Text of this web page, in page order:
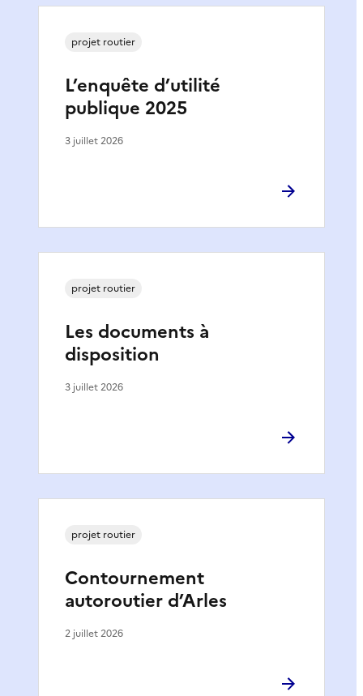
L’enquête d’utilité
publique 2025
projet routier
3 juillet 2026
Les documents à
disposition
projet routier
3 juillet 2026
Contournement
autoroutier d’Arles
projet routier
2 juillet 2026